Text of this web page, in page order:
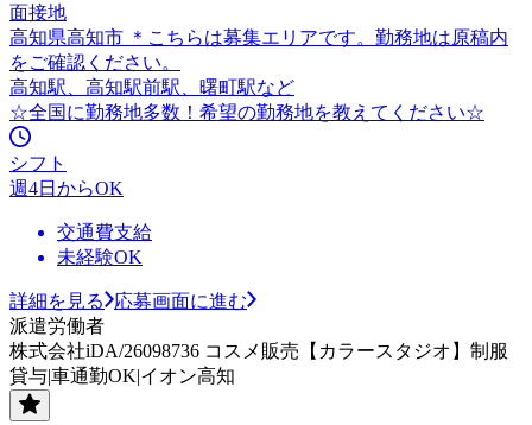
面接地
高知県高知市 ＊こちらは募集エリアです。勤務地は原稿内
をご確認ください。
高知駅、高知駅前駅、曙町駅など
☆全国に勤務地多数！希望の勤務地を教えてください☆
シフト
週4日からOK
交通費支給
未経験OK
詳細を見る
応募画面に進む
派遣労働者
株式会社iDA/26098736 コスメ販売【カラースタジオ】制服
貸与|車通勤OK|イオン高知